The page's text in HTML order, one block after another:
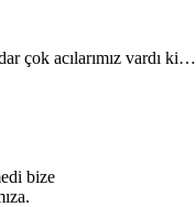
çok acılarımız vardı ki…
bize